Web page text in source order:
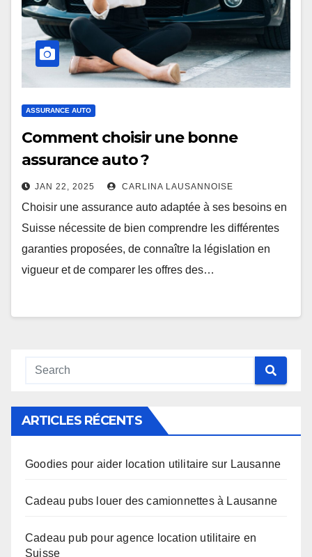
ASSURANCE AUTO
Comment choisir une bonne
assurance auto ?
JAN 22, 2025 CARLINA LAUSANNOISE
Choisir une assurance auto adaptée à ses besoins en
Suisse nécessite de bien comprendre les différentes
garanties proposées, de connaître la législation en
vigueur et de comparer les offres des…
ARTICLES RÉCENTS
Goodies pour aider location utilitaire sur Lausanne
Cadeau pubs louer des camionnettes à Lausanne
Cadeau pub pour agence location utilitaire en
Suisse